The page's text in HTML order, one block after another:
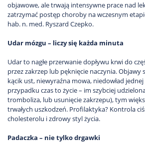
objawowe, ale trwają intensywne prace nad
zatrzymać postęp choroby na wczesnym
hab. n. med. Ryszard Czepko.
Udar mózgu – liczy się każda minuta
Udar to nagłe przerwanie dopływu krwi do
przez zakrzep lub pęknięcie naczynia. Objawy
kącik ust, niewyraźna mowa, niedowład
przypadku czas to życie – im szybciej
tromboliza, lub usunięcie zakrzepu), tym
trwałych uszkodzeń. Profilaktyka? Kontrola
cholesterolu i zdrowy styl życia.
Padaczka – nie tylko drgawki